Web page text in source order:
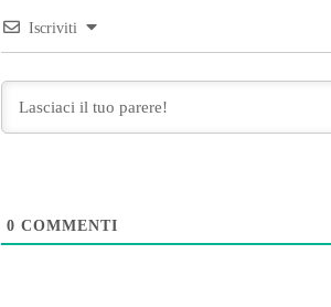
Iscriviti
0 COMMENTI